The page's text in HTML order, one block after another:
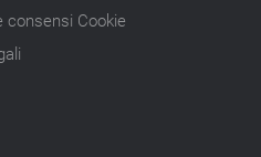
consensi Cookie